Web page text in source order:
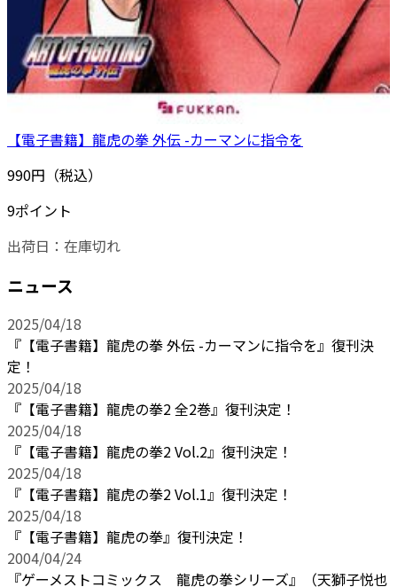
【電子書籍】龍虎の拳 外伝 -カーマンに指令を
990円（税込）
9ポイント
出荷日： 在庫切れ
ニュース
2025/04/18
『【電子書籍】龍虎の拳 外伝 -カーマンに指令を』復刊決
定！
2025/04/18
『【電子書籍】龍虎の拳2 全2巻』復刊決定！
2025/04/18
『【電子書籍】龍虎の拳2 Vol.2』復刊決定！
2025/04/18
『【電子書籍】龍虎の拳2 Vol.1』復刊決定！
2025/04/18
『【電子書籍】龍虎の拳』復刊決定！
2004/04/24
『ゲーメストコミックス 龍虎の拳シリーズ』（天獅子悦也